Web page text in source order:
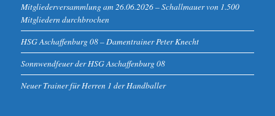
Mitgliederversammlung am 26.06.2026 – Schallmauer von 1.500
Mitgliedern durchbrochen
HSG Aschaffenburg 08 – Damentrainer Peter Knecht
Sonnwendfeuer der HSG Aschaffenburg 08
Neuer Trainer für Herren 1 der Handballer